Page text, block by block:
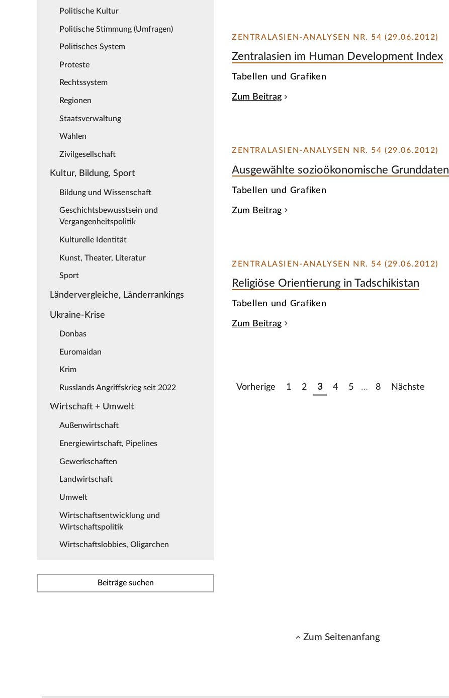
Politische Kultur
Politische Stimmung (Umfragen)
Politisches System
Proteste
Rechtssystem
Regionen
Staatsverwaltung
Wahlen
Zivilgesellschaft
Kultur, Bildung, Sport
Bildung und Wissenschaft
Geschichtsbewusstsein und
Vergangenheitspolitik
Kulturelle Identität
Kunst, Theater, Literatur
Sport
Ländervergleiche, Länderrankings
Ukraine-Krise
Donbas
Euromaidan
Krim
Russlands Angriffskrieg seit 2022
Wirtschaft + Umwelt
Außenwirtschaft
Energiewirtschaft, Pipelines
Gewerkschaften
Landwirtschaft
Umwelt
Wirtschaftsentwicklung und
Wirtschaftspolitik
Wirtschaftslobbies, Oligarchen
Beiträge suchen
ZENTRALASIEN-ANALYSEN NR. 54 (29.06.2012)
Zentralasien im Human Development Index
Tabellen und Grafiken
Zum Beitrag
ZENTRALASIEN-ANALYSEN NR. 54 (29.06.2012)
Ausgewählte sozioökonomische Grunddaten
Tabellen und Grafiken
Zum Beitrag
ZENTRALASIEN-ANALYSEN NR. 54 (29.06.2012)
Religiöse Orientierung in Tadschikistan
Tabellen und Grafiken
Zum Beitrag
Vorherige 1 2 3 4 5 … 8 Nächste
Zum Seitenanfang